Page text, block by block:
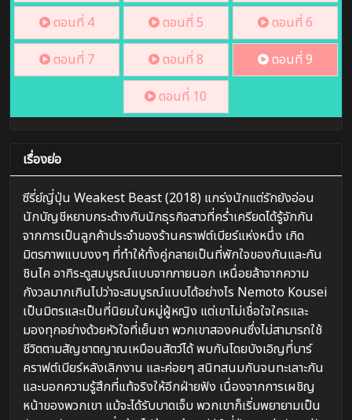
ตอนที่ 4
ตอนที่ 5
ตอนที่ 6
ตอนที่ 7
ตอนที่ 8
ตอนที่ 9
ตอนที่ 10
เรื่องย่อ
ซีรี่ย์ญี่ปุ่น Weakest Beast (2018) แกร่งนักแต่รักยังอ่อน
นักบัญชีหยาบกระด้างกับนักธุรกิจสาวที่คร่ำเครียดได้รู้จักกัน
จากการเป็นลูกค้าประจำของร้านคราฟต์เบียร์แห่งหนึ่ง เกิด
มิตรภาพแบบงงๆ ที่ทำให้ทั้งคู่กลายเป็นที่พักใจของกันและกัน
ชินไค อากิระดูสมบูรณ์แบบจากภายนอก เหนื่อยล้าจากความ
กังวลมากเกินไปว่าจะสมบูรณ์แบบได้อย่างไร Nemoto Kousei
เป็นมิตรและเป็นที่นิยมในหมู่ผู้หญิง แต่เขาไม่เชื่อใจใครและ
มองทุกอย่างด้วยหัวใจที่เย็นชา พวกเขาสองคนซึ่งไม่สามารถใช้
ชีวิตตามสัญชาตญาณเหมือนสัตว์ได้ พบกันโดยบังเอิญที่บาร์
คราฟต์เบียร์หลังเลิกงาน และค่อยๆ สนิทสนมกันจนทะเลาะกัน
และบอกความรู้สึกที่แท้จริงให้อีกฝ่ายฟัง เนื่องจากการเผชิญ
หน้าของพวกเขา แม้จะได้รับบาดเจ็บ พวกเขาก็เริ่มพยายามเป็น